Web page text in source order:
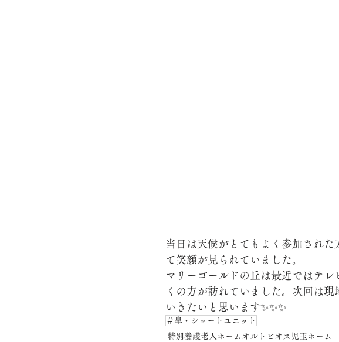
当日は天候がとてもよく参加され
て笑顔が見られていました。
マリーゴールドの丘は最近ではテ
くの方が訪れていました。次回は
いきたいと思います✨✨✨
＃皐・ショートユニット
特別養護老人ホームオルトビオス児玉ホーム